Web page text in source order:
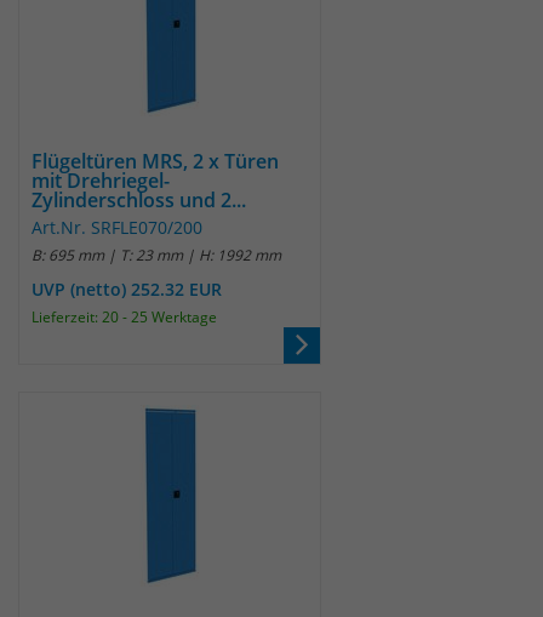
Flügeltüren MRS, 2 x Türen
mit Drehriegel-
Zylinderschloss und 2...
Art.Nr. SRFLE070/200
B: 695 mm | T: 23 mm | H: 1992 mm
UVP (netto) 252.32 EUR
Lieferzeit: 20 - 25 Werktage